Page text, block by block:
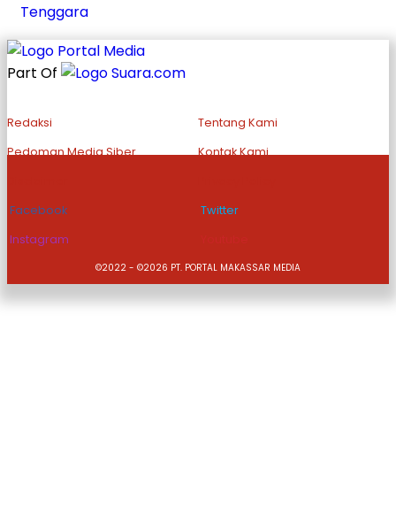
Part Of
Redaksi
Tentang Kami
Pedoman Media Siber
Kontak Kami
Facebook
Twitter
Instagram
©2022 - ©2026 PT. PORTAL MAKASSAR MEDIA